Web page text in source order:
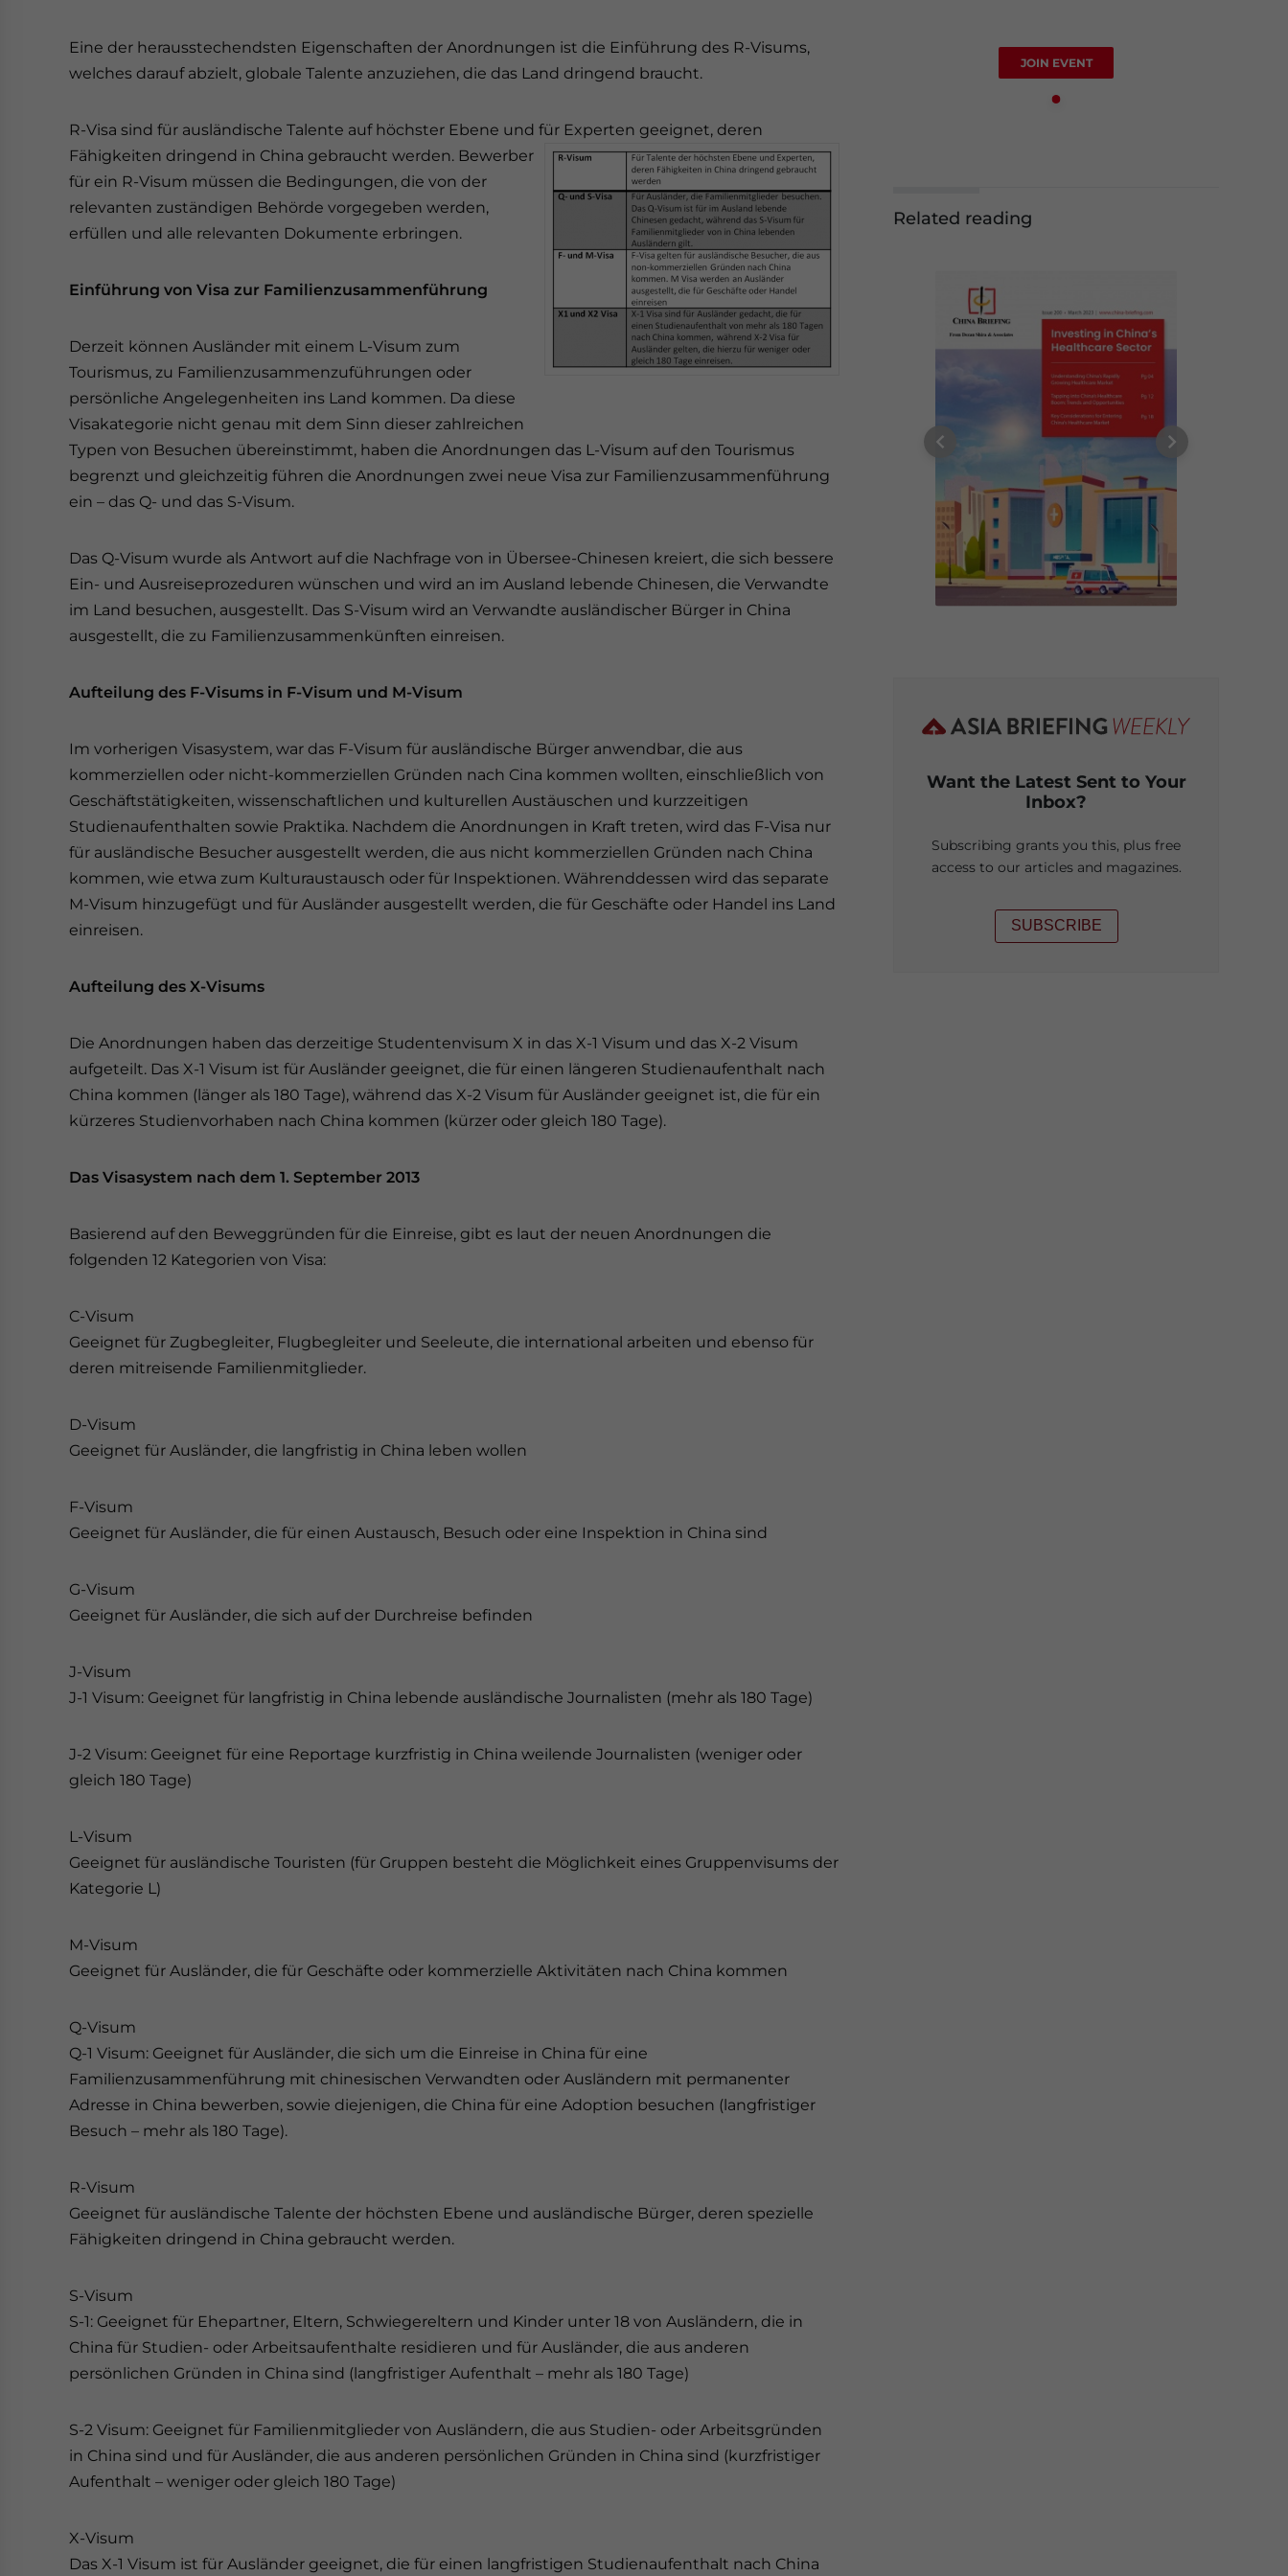
Eine der herausstechendsten Eigenschaften der Anordnungen ist die Einführung des R-Visums,
welches darauf abzielt, globale Talente anzuziehen, die das Land dringend braucht.
R-Visa sind für ausländische Talente auf höchster Ebene und für Experten geeignet, deren
Fähigkeiten dringend in China gebraucht werden. Bewerber
für ein R-Visum müssen die Bedingungen, die von der
relevanten zuständigen Behörde vorgegeben werden,
erfüllen und alle relevanten Dokumente erbringen.
Einführung von Visa zur Familienzusammenführung
Derzeit können Ausländer mit einem L-Visum zum
Tourismus, zu Familienzusammenzuführungen oder
persönliche Angelegenheiten ins Land kommen. Da diese
Visakategorie nicht genau mit dem Sinn dieser zahlreichen
Typen von Besuchen übereinstimmt, haben die Anordnungen das L-Visum auf den Tourismus
begrenzt und gleichzeitig führen die Anordnungen zwei neue Visa zur Familienzusammenführung
ein – das Q- und das S-Visum.
Das Q-Visum wurde als Antwort auf die Nachfrage von in Übersee-Chinesen kreiert, die sich bessere
Ein- und Ausreiseprozeduren wünschen und wird an im Ausland lebende Chinesen, die Verwandte
im Land besuchen, ausgestellt. Das S-Visum wird an Verwandte ausländischer Bürger in China
ausgestellt, die zu Familienzusammenkünften einreisen.
Aufteilung des F-Visums in F-Visum und M-Visum
Im vorherigen Visasystem, war das F-Visum für ausländische Bürger anwendbar, die aus
kommerziellen oder nicht-kommerziellen Gründen nach Cina kommen wollten, einschließlich von
Geschäftstätigkeiten, wissenschaftlichen und kulturellen Austäuschen und kurzzeitigen
Studienaufenthalten sowie Praktika. Nachdem die Anordnungen in Kraft treten, wird das F-Visa nur
für ausländische Besucher ausgestellt werden, die aus nicht kommerziellen Gründen nach China
kommen, wie etwa zum Kulturaustausch oder für Inspektionen. Währenddessen wird das separate
M-Visum hinzugefügt und für Ausländer ausgestellt werden, die für Geschäfte oder Handel ins Land
einreisen.
Aufteilung des X-Visums
Die Anordnungen haben das derzeitige Studentenvisum X in das X-1 Visum und das X-2 Visum
aufgeteilt. Das X-1 Visum ist für Ausländer geeignet, die für einen längeren Studienaufenthalt nach
China kommen (länger als 180 Tage), während das X-2 Visum für Ausländer geeignet ist, die für ein
kürzeres Studienvorhaben nach China kommen (kürzer oder gleich 180 Tage).
Das Visasystem nach dem 1. September 2013
Basierend auf den Beweggründen für die Einreise, gibt es laut der neuen Anordnungen die
folgenden 12 Kategorien von Visa:
C-Visum
Geeignet für Zugbegleiter, Flugbegleiter und Seeleute, die international arbeiten und ebenso für
deren mitreisende Familienmitglieder.
D-Visum
Geeignet für Ausländer, die langfristig in China leben wollen
F-Visum
Geeignet für Ausländer, die für einen Austausch, Besuch oder eine Inspektion in China sind
G-Visum
Geeignet für Ausländer, die sich auf der Durchreise befinden
J-Visum
J-1 Visum: Geeignet für langfristig in China lebende ausländische Journalisten (mehr als 180 Tage)
J-2 Visum: Geeignet für eine Reportage kurzfristig in China weilende Journalisten (weniger oder
gleich 180 Tage)
L-Visum
Geeignet für ausländische Touristen (für Gruppen besteht die Möglichkeit eines Gruppenvisums der
Kategorie L)
M-Visum
Geeignet für Ausländer, die für Geschäfte oder kommerzielle Aktivitäten nach China kommen
Q-Visum
Q-1 Visum: Geeignet für Ausländer, die sich um die Einreise in China für eine
Familienzusammenführung mit chinesischen Verwandten oder Ausländern mit permanenter
Adresse in China bewerben, sowie diejenigen, die China für eine Adoption besuchen (langfristiger
Besuch – mehr als 180 Tage).
R-Visum
Geeignet für ausländische Talente der höchsten Ebene und ausländische Bürger, deren spezielle
Fähigkeiten dringend in China gebraucht werden.
S-Visum
S-1: Geeignet für Ehepartner, Eltern, Schwiegereltern und Kinder unter 18 von Ausländern, die in
China für Studien- oder Arbeitsaufenthalte residieren und für Ausländer, die aus anderen
persönlichen Gründen in China sind (langfristiger Aufenthalt – mehr als 180 Tage)
S-2 Visum: Geeignet für Familienmitglieder von Ausländern, die aus Studien- oder Arbeitsgründen
in China sind und für Ausländer, die aus anderen persönlichen Gründen in China sind (kurzfristiger
Aufenthalt – weniger oder gleich 180 Tage)
X-Visum
Das X-1 Visum ist für Ausländer geeignet, die für einen langfristigen Studienaufenthalt nach China
JOIN EVENT
Related reading
Want the Latest Sent to Your
Inbox?
Subscribing grants you this, plus free
access to our articles and magazines.
SUBSCRIBE